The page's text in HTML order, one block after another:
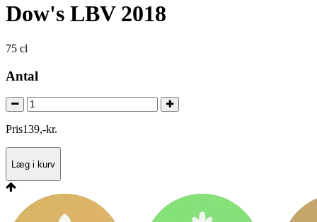
Dow's LBV 2018
75 cl
Antal
Pris139,-kr.
Læg i kurv